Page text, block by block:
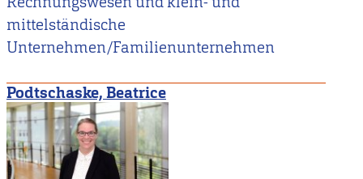
mittelständische
Unternehmen/Familienunternehmen
Podtschaske, Beatrice